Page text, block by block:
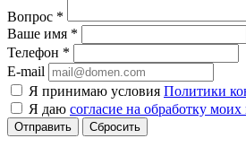
Вопрос *
Ваше имя *
Телефон *
E-mail
Я принимаю условия Политики
Я даю согласие на обработку
Сбросить